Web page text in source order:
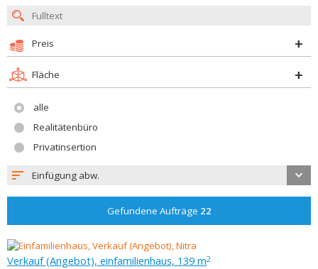
Preis
Fläche
alle
Realitätenbüro
Privatinsertion
Einfügung abw.
Gefundene Aufträge 22
Verkauf (Angebot), einfamilienhaus, 139 m2